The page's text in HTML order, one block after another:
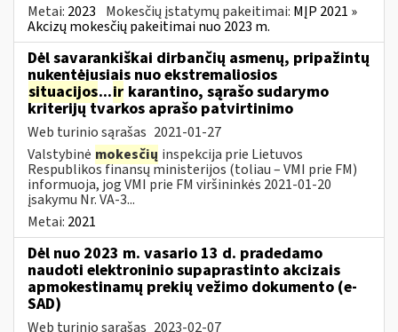
Metai: 2023 Mokesčių įstatymų pakeitimai: MĮP 2021 »
Akcizų mokesčių pakeitimai nuo 2023 m.
Dėl savarankiškai dirbančių asmenų, pripažintų
nukentėjusiais nuo ekstremaliosios
situacijos...ir karantino, sąrašo sudarymo
kriterijų tvarkos aprašo patvirtinimo
Web turinio sąrašas 2021-01-27
Valstybinė mokesčių inspekcija prie Lietuvos
Respublikos finansų ministerijos (toliau – VMI prie FM)
informuoja, jog VMI prie FM viršininkės 2021-01-20
įsakymu Nr. VA-3...
Metai: 2021
Dėl nuo 2023 m. vasario 13 d. pradedamo
naudoti elektroninio supaprastinto akcizais
apmokestinamų prekių vežimo dokumento (e-
SAD)
Web turinio sąrašas 2023-02-07